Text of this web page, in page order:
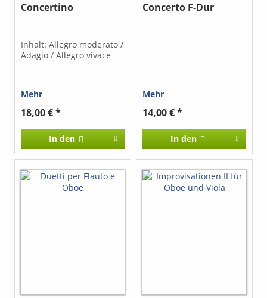
Concertino
Inhalt: Allegro moderato /
Adagio / Allegro vivace
Mehr
18,00 € *
In den
Concerto F-Dur
Mehr
14,00 € *
In den